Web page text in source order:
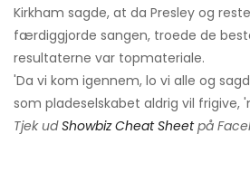
Kirkham sagde, at da Presley og
færdiggjorde sangen, troede de
resultaterne var topmateriale.
'Da vi kom igennem, lo vi alle og
som pladeselskabet aldrig vil frigive,
Tjek ud Showbiz Cheat Sheet på